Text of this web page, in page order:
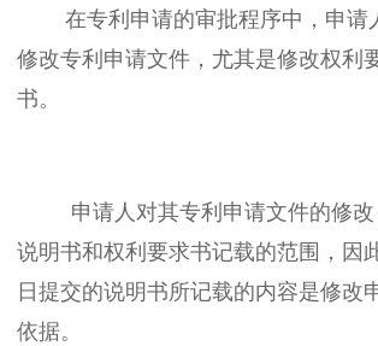
在专利申请的审批程序中，申请
修改专利申请文件，尤其是修改权利
书。
申请人对其专利申请文件的修改
说明书和权利要求书记载的范围，因
日提交的说明书所记载的内容是修改
依据。